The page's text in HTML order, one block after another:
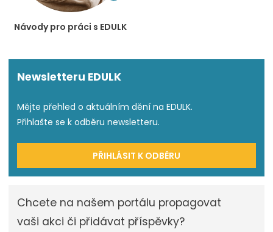
Návody pro práci s EDULK
Newsletteru EDULK
Mějte přehled o aktuálním dění na EDULK.
Přihlašte se k odběru newsletteru.
PŘIHLÁSIT K ODBĚRU
Chcete na našem portálu propagovat
vaši akci či přidávat příspěvky?